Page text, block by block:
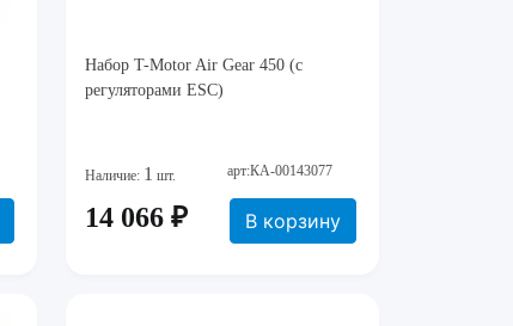
Набор T-Motor Air Gear 450 (с
регуляторами ESC)
Наличие: 1 шт. арт:КА-00143077
14 066 ₽ В корзину